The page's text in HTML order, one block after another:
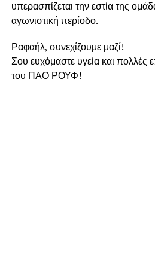
υπερασπίζεται την εστία της
αγωνιστική περίοδο.
Ραφαήλ, συνεχίζουμε μαζί!
Σου ευχόμαστε υγεία και πολλές
του ΠΑΟ ΡΟΥΦ!